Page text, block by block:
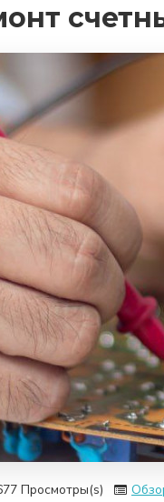
Просмотры(s)